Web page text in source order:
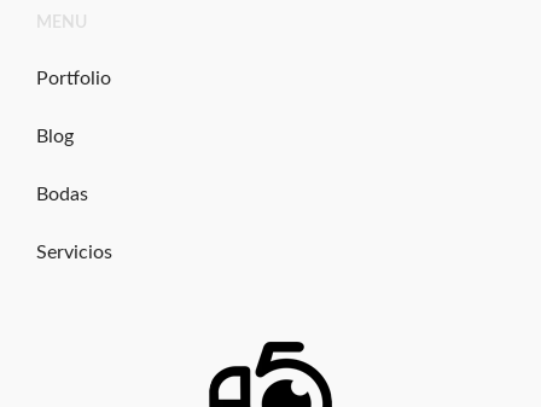
contenido
MENU
Portfolio
Blog
Bodas
Servicios